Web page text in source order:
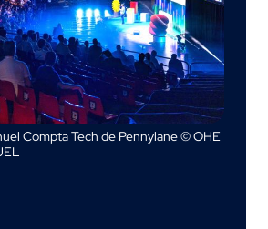
Compta Tech de Pennylane © OHE